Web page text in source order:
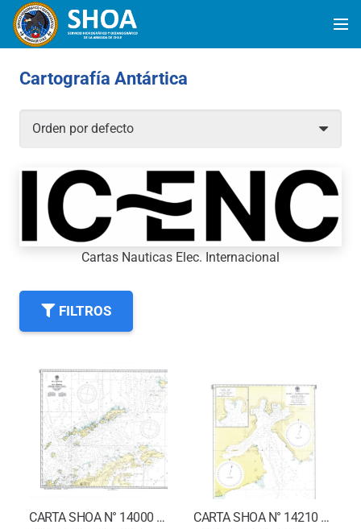
Cartografía Antártica
Cartas Nauticas Elec. Internacional
FILTROS
CARTA SHOA N° 14000 – ISLA ELEFANTES A ISLA TRINIDAD – TERRITORIO CHILENO ANTÁRTICO CARTA SHOA N° 14210 – BAHÍA ALMIRANTAZGO – ISLA REY JORGE – TERITORIO CHILENO ANTÁRTICO